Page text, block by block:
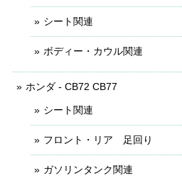
シート関連
ボディー・カウル関連
ホンダ - CB72 CB77
シート関連
フロント・リア 足回り
ガソリンタンク関連